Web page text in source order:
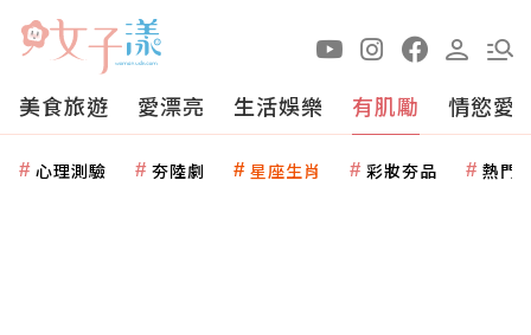
美食旅遊 愛漂亮 生活娛樂 有肌勵 情慾愛
心理測驗 夯陸劇 星座生肖 彩妝夯品 熱門